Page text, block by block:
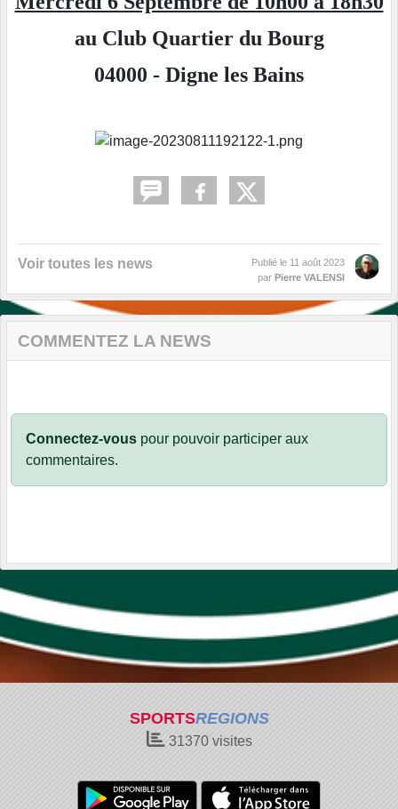
au Club Quartier du Bourg
04000 - Digne les Bains
Voir toutes les news Publié le 11 août 2023
par Pierre VALENSI
COMMENTEZ LA NEWS
Connectez-vous pour pouvoir participer aux
commentaires.
SPORTSREGIONS
31370visites